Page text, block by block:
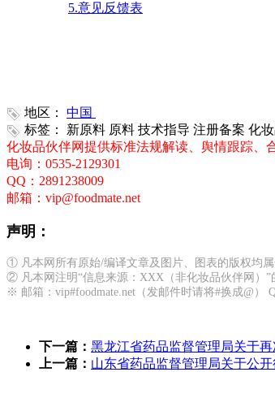
5.意见反馈表
地区：
中国
标签：
新原料 原料 技术指导 注册备案 化
化妆品伙伴网提供标准法规解读、舆情跟踪、
电询：0535-2129301
QQ：2891238009
邮箱：vip@foodmate.net
声明：
① 凡本网所有原始/编译文章及图片、图表的版权均
② 凡本网注明“信息来源：XXX（非化妆品伙伴网）”
※ 邮箱：vip#foodmate.net（发邮件时请将#换成@）
下一篇： 黑龙江省药品监督管理局关于
上一篇： 山东省药品监督管理局关于公